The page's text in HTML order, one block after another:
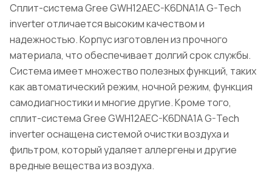
Сплит-система Gree GWH12AEC-K6DNA1A G-Tech
inverter отличается высоким качеством и
надежностью. Корпус изготовлен из прочного
материала, что обеспечивает долгий срок службы.
Система имеет множество полезных функций, таких
как автоматический режим, ночной режим, функция
самодиагностики и многие другие. Кроме того,
сплит-система Gree GWH12AEC-K6DNA1A G-Tech
inverter оснащена системой очистки воздуха и
фильтром, который удаляет аллергены и другие
вредные вещества из воздуха.